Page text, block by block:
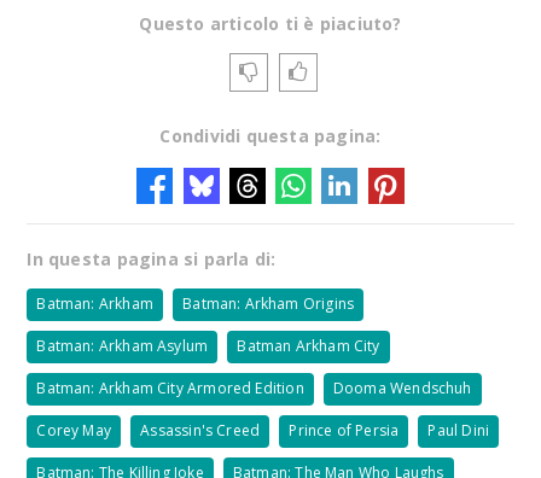
Questo articolo ti è piaciuto?
Condividi questa pagina:
In questa pagina si parla di:
Batman: Arkham Batman: Arkham Origins
Batman: Arkham Asylum Batman Arkham City
Batman: Arkham City Armored Edition Dooma Wendschuh
Corey May Assassin's Creed Prince of Persia Paul Dini
Batman: The Killing Joke Batman: The Man Who Laughs